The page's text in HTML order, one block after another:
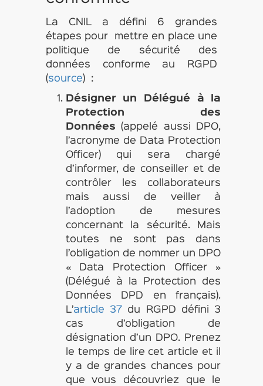
La CNIL a défini 6 grandes
étapes pour mettre en place une
politique de sécurité des
données conforme au RGPD
(source) :
Désigner un Délégué à la
Protection des
Données (appelé aussi DPO,
l’acronyme de Data Protection
Officer) qui sera chargé
d’informer, de conseiller et de
contrôler les collaborateurs
mais aussi de veiller à
l’adoption de mesures
concernant la sécurité. Mais
toutes ne sont pas dans
l’obligation de nommer un DPO
« Data Protection Officer »
(Délégué à la Protection des
Données DPD en français).
L’article 37 du RGPD défini 3
cas d’obligation de
désignation d’un DPO. Prenez
le temps de lire cet article et il
y a de grandes chances pour
que vous découvriez que le